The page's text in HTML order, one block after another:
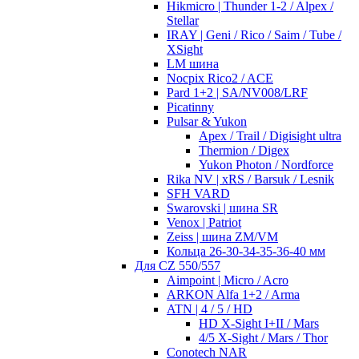
Hikmicro | Thunder 1-2 / Alpex /
Stellar
IRAY | Geni / Rico / Saim / Tube /
XSight
LM шина
Nocpix Rico2 / ACE
Pard 1+2 | SA/NV008/LRF
Picatinny
Pulsar & Yukon
Apex / Trail / Digisight ultra
Thermion / Digex
Yukon Photon / Nordforce
Rika NV | xRS / Barsuk / Lesnik
SFH VARD
Swarovski | шина SR
Venox | Patriot
Zeiss | шина ZM/VM
Кольца 26-30-34-35-36-40 мм
Для CZ 550/557
Aimpoint | Micro / Acro
ARKON Alfa 1+2 / Arma
ATN | 4 / 5 / HD
HD X-Sight I+II / Mars
4/5 X-Sight / Mars / Thor
Conotech NAR